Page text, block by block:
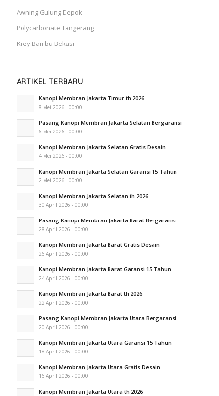
Awning Gulung Depok
Polycarbonate Tangerang
Krey Bambu Bekasi
ARTIKEL TERBARU
Kanopi Membran Jakarta Timur th 2026
8 Mei 2026 - 00:00
Pasang Kanopi Membran Jakarta Selatan Bergaransi
6 Mei 2026 - 00:00
Kanopi Membran Jakarta Selatan Gratis Desain
4 Mei 2026 - 00:00
Kanopi Membran Jakarta Selatan Garansi 15 Tahun
2 Mei 2026 - 00:00
Kanopi Membran Jakarta Selatan th 2026
30 April 2026 - 00:00
Pasang Kanopi Membran Jakarta Barat Bergaransi
28 April 2026 - 00:00
Kanopi Membran Jakarta Barat Gratis Desain
26 April 2026 - 00:00
Kanopi Membran Jakarta Barat Garansi 15 Tahun
24 April 2026 - 00:00
Kanopi Membran Jakarta Barat th 2026
22 April 2026 - 00:00
Pasang Kanopi Membran Jakarta Utara Bergaransi
20 April 2026 - 00:00
Kanopi Membran Jakarta Utara Garansi 15 Tahun
18 April 2026 - 00:00
Kanopi Membran Jakarta Utara Gratis Desain
16 April 2026 - 00:00
Kanopi Membran Jakarta Utara th 2026